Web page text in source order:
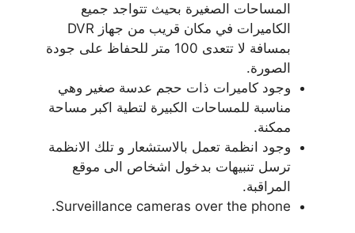
المساحات الصغيرة بحيث تتواجد جميع
الكاميرات في مكان قريب من جهاز DVR
بمسافة لا تتعدى 100 متر للحفاظ على جودة
الصورة.
وجود كاميرات ذات حجم عدسة صغير وهي
مناسبة للمساحات الكبيرة لتطية اكبر مساحة
ممكنة.
وجود انظمة تعمل بالاستشعار و تلك الانظمة
ترسل تنبيهات بدخول اشخاص الى موقع
المراقبة.
Surveillance cameras over the phone.